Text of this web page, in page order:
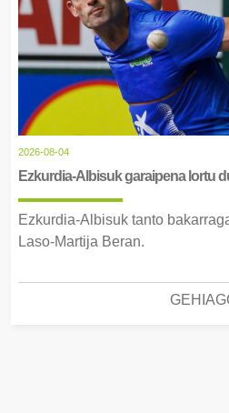
2026-08-04
Ezkurdia-Albisuk garaipena lortu
Ezkurdia-Albisuk tanto
Laso-Martija Beran.